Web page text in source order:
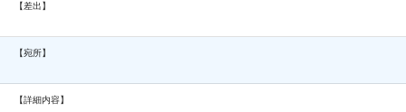
【差出】
【宛所】
【詳細内容】